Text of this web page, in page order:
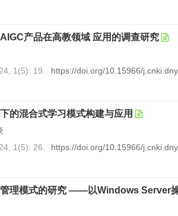
产品在高教领域 应用的调查研究
1(5): 19.
https://doi.org/10.15966/
的混合式学习模式构建与应用
1(5): 26.
https://doi.org/10.15966/
理模式的研究 ——以Windows Server